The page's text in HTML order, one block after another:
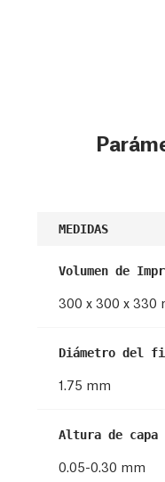
MEDIDAS
Volumen de
300 x 300 x 330
Diámetro del
1.75 mm
Altura de capa
0.05-0.30 mm